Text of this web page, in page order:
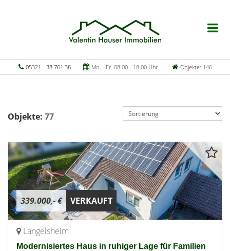
05321 - 38 761 38 Mo. - Fr. 08.00 - 18.00 Uhr Objekte: 146
Objekte: 77
339.000,- € VERKAUFT
Langelsheim
Modernisiertes Haus in ruhiger Lage für Familien